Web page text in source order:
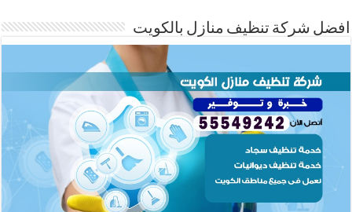
افضل شركة تنظيف منازل بالكويت